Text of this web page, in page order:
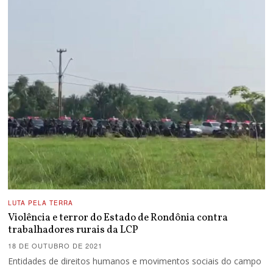
LUTA PELA TERRA
Violência e terror do Estado de Rondônia contra
trabalhadores rurais da LCP
18 DE OUTUBRO DE 2021
Entidades de direitos humanos e movimentos sociais do campo